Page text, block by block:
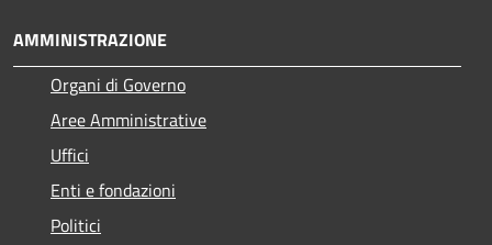
AMMINISTRAZIONE
Organi di Governo
Aree Amministrative
Uffici
Enti e fondazioni
Politici